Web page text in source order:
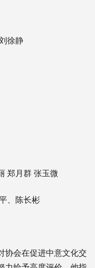
徐静
郑月群 张玉微
、陈长彬
协会在促进中意文化交